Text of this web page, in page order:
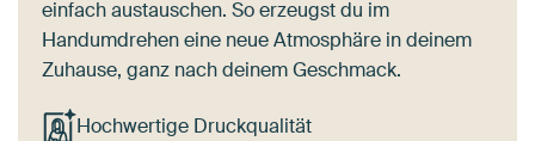
einfach austauschen. So erzeugst du im
Handumdrehen eine neue Atmosphäre in deinem
Zuhause, ganz nach deinem Geschmack.
Hochwertige Druckqualität